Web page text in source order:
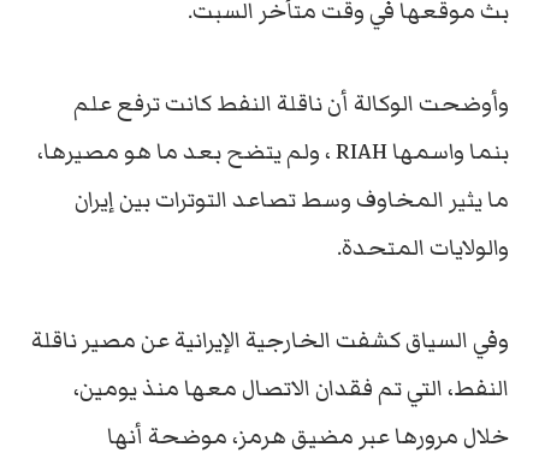
بث موقعها في وقت متأخر السبت.
وأوضحت الوكالة أن ناقلة النفط كانت ترفع علم
بنما واسمها RIAH ، ولم يتضح بعد ما هو مصيرها،
ما يثير المخاوف وسط تصاعد التوترات بين إيران
والولايات المتحدة.
وفي السياق كشفت الخارجية الإيرانية عن مصير ناقلة
النفط، التي تم فقدان الاتصال معها منذ يومين،
خلال مرورها عبر مضيق هرمز، موضحة أنها